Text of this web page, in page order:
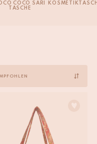
COCO SARI
TASCHE